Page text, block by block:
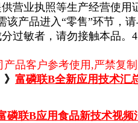
营业执照等生产经营使
产品进入“零售”环节，
过敏者，请勿接触本品
产品客户参考使用,严禁复
富磷联B全新应用技术汇
磷联B应用食品新技术视频